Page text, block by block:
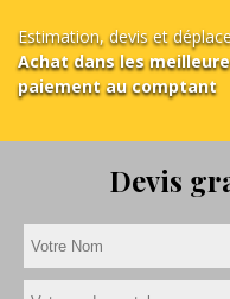
Estimation, devis et
Achat dans les
paiement au comptant
Devis